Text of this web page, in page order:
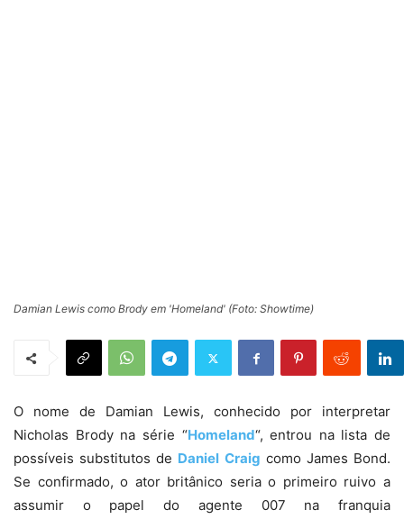
Damian Lewis como Brody em 'Homeland' (Foto: Showtime)
O nome de Damian Lewis, conhecido por interpretar
Nicholas Brody na série “Homeland“, entrou na lista de
possíveis substitutos de Daniel Craig como James Bond.
Se confirmado, o ator britânico seria o primeiro ruivo a
assumir o papel do agente 007 na franquia